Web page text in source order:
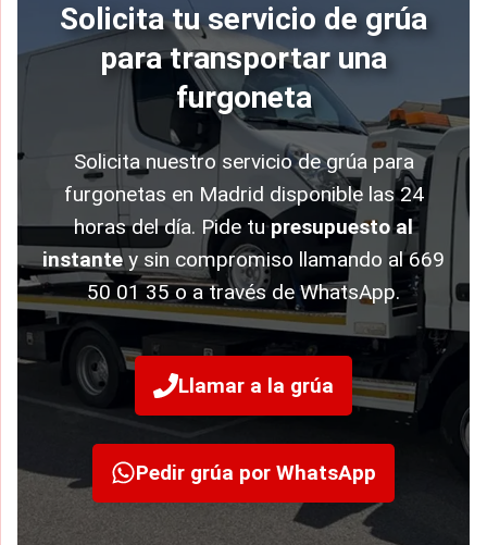
Solicita tu servicio de grúa
para transportar una
furgoneta
Solicita nuestro servicio de grúa para
furgonetas en Madrid disponible las 24
horas del día. Pide tupresupuesto al
instantey sin compromiso llamando al 669
50 01 35 o a través de WhatsApp.
Llamar a la grúa
Pedir grúa por WhatsApp